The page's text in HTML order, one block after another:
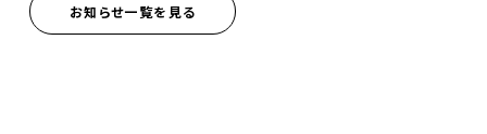
お知らせ一覧を見る